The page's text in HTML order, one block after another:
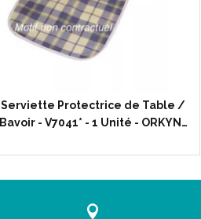
Serviette Protectrice de Table /
Bavoir - V7041* - 1 Unité - ORKYN…